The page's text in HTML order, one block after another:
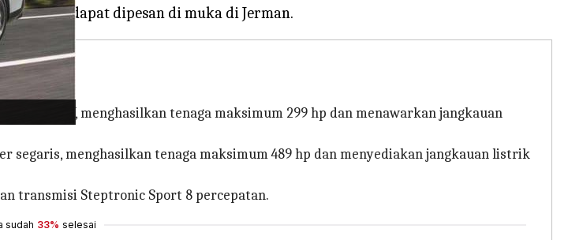
BMW, menghasilkan tenaga maksimum 299 hp dan menawarkan jangkauan
menghasilkan tenaga maksimum 489 hp dan menyediakan jangkauan listrik
transmisi Steptronic Sport 8 percepatan.
sudah 33% selesai